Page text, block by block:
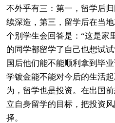
不外乎有三：第一，留学后
续深造，第三，留学后在当
个别学生会回答是：“这是家
的同学都留学了自己也想试
国后他们能不能顺利拿到毕
学镀金能不能对今后的生活
为，留学也是投资。在出国
立自身留学的目标，把投资
择。